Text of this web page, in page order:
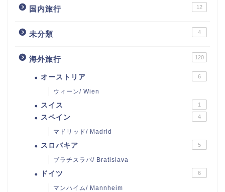
国内旅行 12
未分類 4
海外旅行 120
オーストリア 6
ウィーン/ Wien
スイス 1
スペイン 4
マドリッド/ Madrid
スロバキア 5
ブラチスラバ/ Bratislava
ドイツ 6
マンハイム/ Mannheim